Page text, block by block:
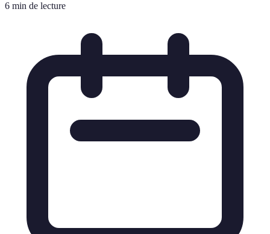
6 min de lecture